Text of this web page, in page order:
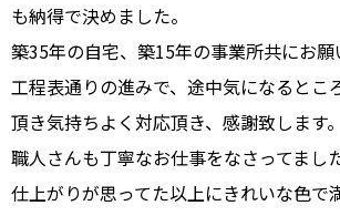
も納得で決めました。
築35年の自宅、築15年の事業所共にお願
工程表通りの進みで、途中気になるとこ
頂き気持ちよく対応頂き、感謝致します。
職人さんも丁寧なお仕事をなさってました
仕上がりが思ってた以上にきれいな色で